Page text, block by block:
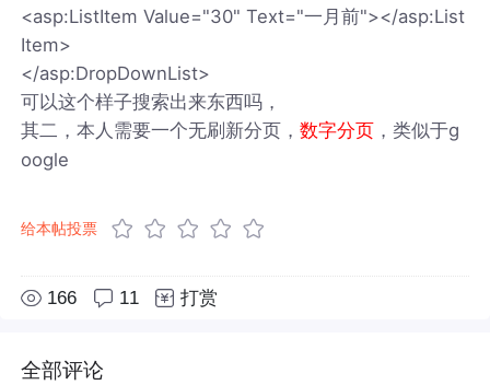
<asp:ListItem Value="30" Text="一月前"></asp:List
Item>
</asp:DropDownList>
可以这个样子搜索出来东西吗，
其二，本人需要一个无刷新分页，数字分页 ，类似于g
oogle
给本帖投票
166 11 打赏
全部评论